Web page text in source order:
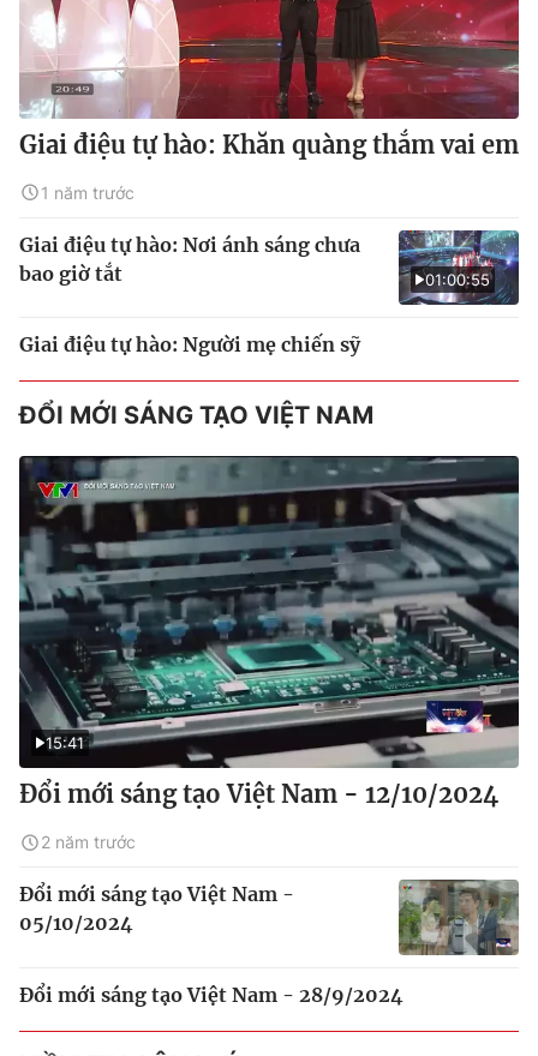
Giai điệu tự hào: Khăn quàng thắm vai em
1 năm trước
01:00:55
Giai điệu tự hào: Nơi ánh sáng chưa
bao giờ tắt
Giai điệu tự hào: Người mẹ chiến sỹ
ĐỔI MỚI SÁNG TẠO VIỆT NAM
15:41
Đổi mới sáng tạo Việt Nam - 12/10/2024
2 năm trước
Đổi mới sáng tạo Việt Nam -
05/10/2024
Đổi mới sáng tạo Việt Nam - 28/9/2024